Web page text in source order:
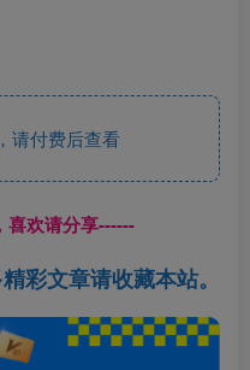
请付费后查看
喜欢请分享------
彩文章请收藏本站。